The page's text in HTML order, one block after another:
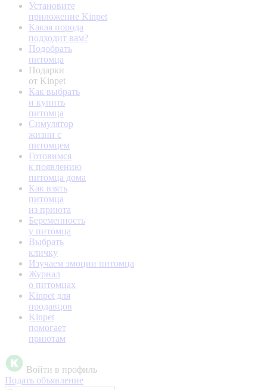
Установите
приложение Kinpet
Какая порода
подходит вам?
Подобрать
питомца
Подарки
от Kinpet
Как выбрать
и купить
питомца
Симулятор
жизни с
питомцем
Готовимся
к появлению
питомца дома
Как взять
питомца
из приюта
Беременность
у питомца
Выбрать
кличку
Изучаем эмоции питомца
Журнал
о питомцах
Kinpet для
продавцов
Kinpet
помогает
приютам
Войти в профиль
Подать объявление